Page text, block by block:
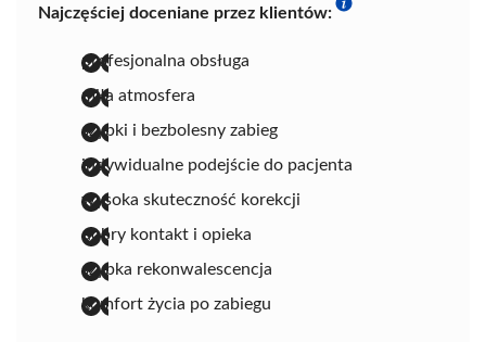
Najczęściej doceniane przez klientów:
profesjonalna obsługa
miła atmosfera
szybki i bezbolesny zabieg
indywidualne podejście do pacjenta
wysoka skuteczność korekcji
dobry kontakt i opieka
szybka rekonwalescencja
komfort życia po zabiegu